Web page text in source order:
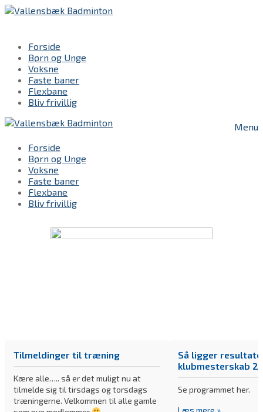
Spring
Menu
Luk
Forside
Børn og Unge
Voksne
Faste baner
Flexbane
Bliv frivillig
Menu
Forside
Børn og Unge
Voksne
Faste baner
Flexbane
Bliv frivillig
Tilmeldinger til træning
Kære alle….. så er det muligt nu at
tilmelde sig til tirsdags og torsdags
træningerne. Velkommen til alle gamle
Så ligger
klubmesterskab
Se programmet her.
Læs mere »